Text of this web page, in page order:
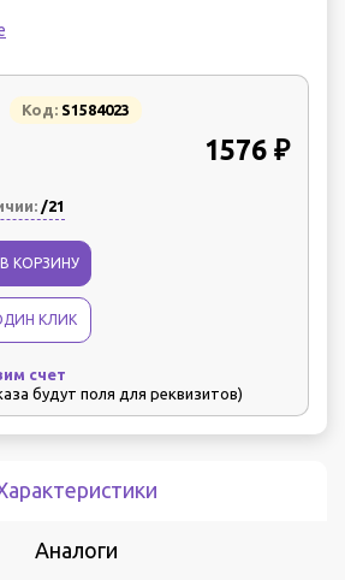
Код: S1584023
1576 ₽
/21
КОРЗИНУ
КЛИК
счет
будут поля для реквизитов)
Аналоги